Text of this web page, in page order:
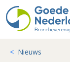
Nieuws